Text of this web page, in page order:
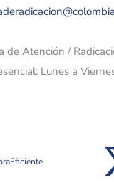
de Atención /
Lunes a